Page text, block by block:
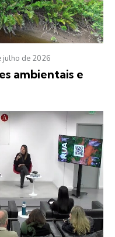
julho de 2026
ambientais e